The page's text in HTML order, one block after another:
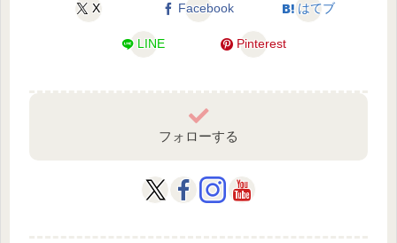
X Facebook はてブ
LINE Pinterest
フォローする